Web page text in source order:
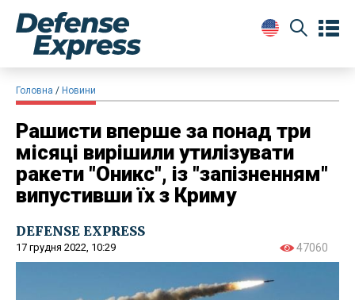
Головна Новини
Рашисти вперше за понад три
місяці вирішили утилізувати
ракети "Оникс", із "запізненням"
випустивши їх з Криму
DEFENSE EXPRESS
17 грудня 2022, 10:29 47060